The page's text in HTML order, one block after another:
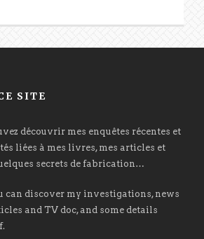
SITE
découvrir mes enquêtes récentes et
liées à mes livres, mes articles et
secrets de fabrication…
can discover my investigations, news
and TV doc, and some details